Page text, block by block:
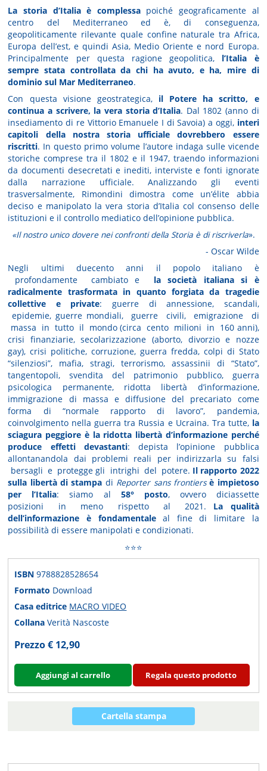
La storia d’Italia è complessapoiché geograficamente al
centro del Mediterraneo ed è, di conseguenza,
geopoliticamente rilevante quale confine naturale tra Africa,
Europa dell’est, e quindi Asia, Medio Oriente e nord Europa.
Principalmente per questa ragione geopolitica, l’Italia è
sempre stata controllata da chi ha avuto, e ha, mire di
dominio sul Mar Mediterraneo.
Con questa visione geostrategica, il Potere ha scritto, e
continua a scrivere, la vera storia d’Italia. Dal 1802 (anno di
insediamento di re Vittorio Emanuele I di Savoia) a oggi, interi
capitoli della nostra storia ufficiale dovrebbero essere
riscritti. In questo primo volume l’autore indaga sulle vicende
storiche comprese tra il 1802 e il 1947, traendo informazioni
da documenti desecretati e inediti, interviste e fonti ignorate
dalla narrazione ufficiale. Analizzando gli eventi
trasversalmente, Rimondini dimostra come un’élite abbia
deciso e manipolato la vera storia d’Italia col consenso delle
istituzioni e il controllo mediatico dell’opinione pubblica.
«Il nostro unico dovere nei confronti della Storia è di riscriverla».
- Oscar Wilde
Negli ultimi duecento anni il popolo italiano è
profondamente cambiato e la società italiana si è
radicalmente trasformata in quanto forgiata da tragedie
collettive e private: guerre di annessione, scandali,
epidemie, guerre mondiali, guerre civili, emigrazione di
massa in tutto il mondo (circa cento milioni in 160 anni),
crisi finanziarie, secolarizzazione (aborto, divorzio e nozze
gay), crisi politiche, corruzione, guerra fredda, colpi di Stato
“silenziosi”, mafia, stragi, terrorismo, assassinii di “Stato”,
tangentopoli, svendita del patrimonio pubblico, guerra
psicologica permanente, ridotta libertà d’informazione,
immigrazione di massa e diffusione del precariato come
forma di “normale rapporto di lavoro”, pandemia,
coinvolgimento nella guerra tra Russia e Ucraina. Tra tutte, la
sciagura peggiore è la ridotta libertà d’informazione perché
produce effetti devastanti: depista l’opinione pubblica
allontanandola dai problemi reali per indirizzarla su falsi
bersagli e protegge gli intrighi del potere. Il rapporto 2022
sulla libertà di stampa di Reporter sans frontiers è impietoso
per l’Italia: siamo al 58° posto, ovvero diciassette
posizioni in meno rispetto al 2021. La qualità
dell’informazione è fondamentaleal fine di limitare la
possibilità di essere manipolati e condizionati.
⭐⭐⭐
ISBN9788828528654
Formato Download
Casa editrice MACRO VIDEO
CollanaVerità Nascoste
Prezzo € 12,90
Aggiungi al carrello Regala questo prodotto
Cartella stampa